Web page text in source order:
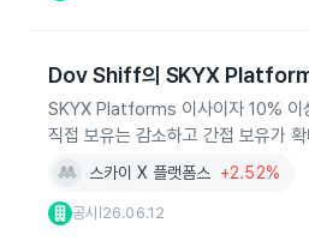
Dov Shiff의 SKYX
SKYX Platforms 이사이자 10% 이
직접 보유는 감소하고 간접 보유가
스카이 X 플랫폼스 +2.52%
공시 26.06.12